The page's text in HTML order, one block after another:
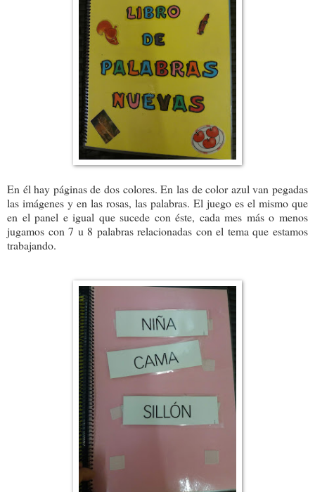
En él hay páginas de dos colores. En las de color azul van pegadas
las imágenes y en las rosas, las palabras. El juego es el mismo que
en el panel e igual que sucede con éste, cada mes más o menos
jugamos con 7 u 8 palabras relacionadas con el tema que estamos
trabajando.